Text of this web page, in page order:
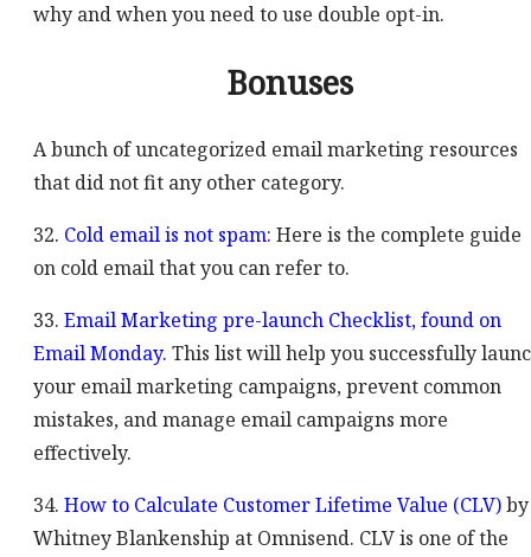
why and when you need to use double opt-in.
Bonuses
A bunch of uncategorized email marketing resources
that did not fit any other category.
32. Cold email is not spam: Here is the complete guide
on cold email that you can refer to.
33. Email Marketing pre-launch Checklist, found on
Email Monday. This list will help you successfully
your email marketing campaigns, prevent common
mistakes, and manage email campaigns more
effectively.
34. How to Calculate Customer Lifetime Value (CLV)by
Whitney Blankenship at Omnisend. CLV is one of the